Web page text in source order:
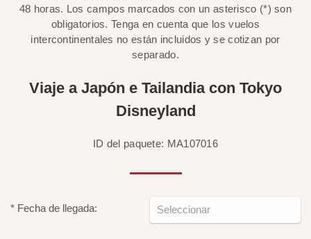
48 horas. Los campos marcados con un asterisco (*) son
obligatorios. Tenga en cuenta que los vuelos
intercontinentales no están incluidos y se cotizan por
separado.
Viaje a Japón e Tailandia con Tokyo
Disneyland
ID del paquete: MA107016
* Fecha de llegada: